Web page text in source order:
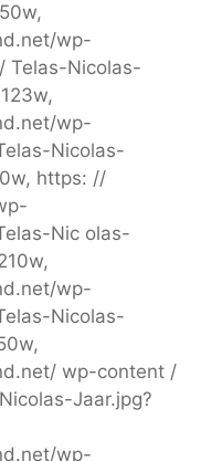
wp-
Telas-Nicolas-
wp-
Nicolas-
https: //
Nic olas-
wp-
Nicolas-
wp-content /
Jaar.jpg?
wp-